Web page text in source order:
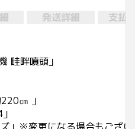
発送詳細 支払
畦畔噴頭」
㎝ 」